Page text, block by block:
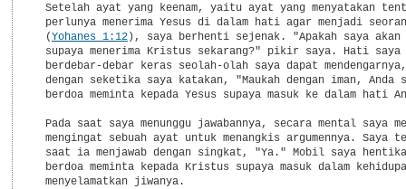
Setelah ayat yang keenam, yaitu ayat yang menyatakan
perlunya menerima Yesus di dalam hati agar menjadi
  (
Yohanes 1:12), saya berhenti sejenak. "Apakah saya akan
  supaya menerima Kristus sekarang?" pikir saya. Hati saya
berdebar-debar keras seolah-olah saya dapat
dengan seketika saya katakan, "Maukah dengan iman, Anda
berdoa meminta kepada Yesus supaya masuk ke dalam hati
Pada saat saya menunggu jawabannya, secara mental saya
mengingat sebuah ayat untuk menangkis argumennya. Saya
saat ia menjawab dengan singkat, "Ya." Mobil saya
berdoa meminta kepada Kristus supaya masuk dalam
  menyelamatkan jiwanya.